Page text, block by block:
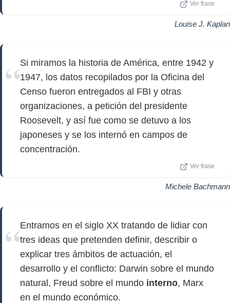
Ver frase
Louise J. Kaplan
Si miramos la historia de América, entre 1942 y
1947, los datos recopilados por la Oficina del
Censo fueron entregados al FBI y otras
organizaciones, a petición del presidente
Roosevelt, y así fue como se detuvo a los
japoneses y se los internó en campos de
concentración.
Ver frase
Michele Bachmann
Entramos en el siglo XX tratando de lidiar con
tres ideas que pretenden definir, describir o
explicar tres ámbitos de actuación, el
desarrollo y el conflicto: Darwin sobre el mundo
natural, Freud sobre el mundo interno, Marx
en el mundo económico.